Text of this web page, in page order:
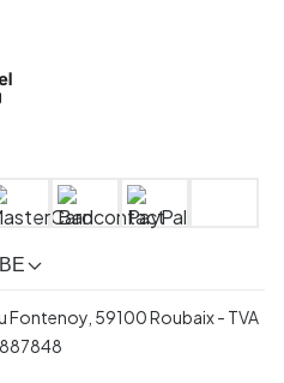
BE
Fontenoy, 59100 Roubaix - TVA